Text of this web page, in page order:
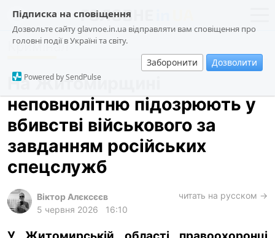
Підписка на сповіщення
Дозвольте сайту glavnoe.in.ua відправляти вам сповіщення про
головні події в Україні та світу.
Заборонити Дозволити
Powered by SendPulse
новини
про проєкт
суспільство
події
кримінал
техно
лонгріди
Кримінал
На Житомирщині
неповнолітню підозрюють у
вбивстві військового за
завданням російських
спецслужб
Віктор Алєксєєв
5 червня 2026
16:10
читать на русском →